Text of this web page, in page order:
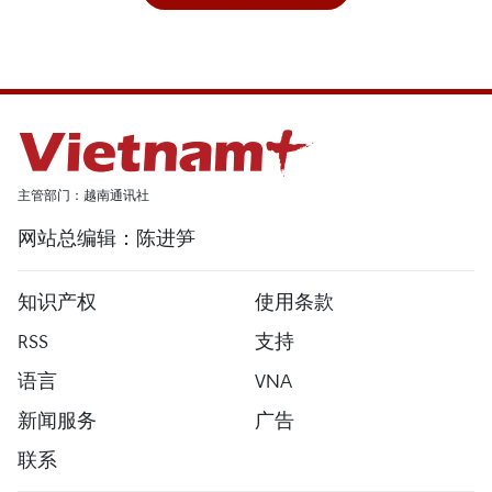
主管部门：越南通讯社
网站总编辑：陈进笋
知识产权
使用条款
RSS
支持
语言
VNA
新闻服务
广告
联系